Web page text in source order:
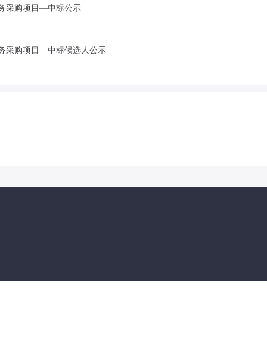
采购项目—中标公示
采购项目—中标候选人公示